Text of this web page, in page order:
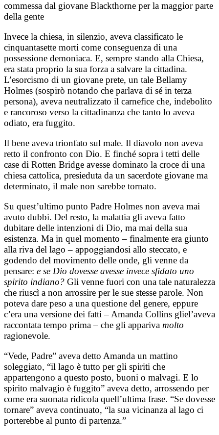
commessa dal giovane Blackthorne per la maggior parte
della gente
Invece la chiesa, in silenzio, aveva classificato le
cinquantasette morti come conseguenza di una
possessione demoniaca. E, sempre stando alla Chiesa,
era stata proprio la sua forza a salvare la cittadina.
L’esorcismo di un giovane prete, un tale Bellamy
Holmes (sospirò notando che parlava di sé in terza
persona), aveva neutralizzato il carnefice che, indebolito
e rancoroso verso la cittadinanza che tanto lo aveva
odiato, era fuggito.
Il bene aveva trionfato sul male. Il diavolo non aveva
retto il confronto con Dio. E finché sopra i tetti delle
case di Rotten Bridge avesse dominato la croce di una
chiesa cattolica, presieduta da un sacerdote giovane ma
determinato, il male non sarebbe tornato.
Su quest’ultimo punto Padre Holmes non aveva mai
avuto dubbi. Del resto, la malattia gli aveva fatto
dubitare delle intenzioni di Dio, ma mai della sua
esistenza. Ma in quel momento – finalmente era giunto
alla riva del lago – appoggiandosi allo steccato, e
godendo del movimento delle onde, gli venne da
pensare: e se Dio dovesse avesse invece sfidato uno
spirito indiano? Gli venne fuori con una tale naturalezza
che riuscì a non arrossire per le sue stesse parole. Non
poteva dare peso a una questione del genere, eppure
c’era una versione dei fatti – Amanda Collins gliel’aveva
raccontata tempo prima – che gli appariva molto
ragionevole.
“Vede, Padre” aveva detto Amanda un mattino
soleggiato, “il lago è tutto per gli spiriti che
appartengono a questo posto, buoni o malvagi. E lo
spirito malvagio è fuggito” aveva detto, arrossendo per
come era suonata ridicola quell’ultima frase. “Se dovesse
tornare” aveva continuato, “la sua vicinanza al lago ci
porterebbe al punto di partenza.”